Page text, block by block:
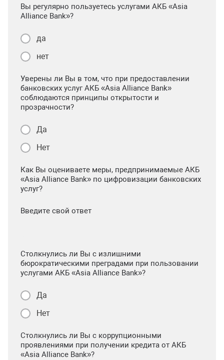
Вы регулярно пользуетесь услугами АКБ «Asia
Alliance Bank»?
да
нет
Уверены ли Вы в том, что при предоставлении
банковских услуг АКБ «Asia Alliance Bank»
соблюдаются принципы открытости и
прозрачности?
Да
Нет
Как Вы оцениваете меры, предпринимаемые АКБ
«Asia Alliance Bank» по цифровизации банковских
услуг?
Введите свой ответ
Столкнулись ли Вы с излишними
бюрократическими преградами при пользовании
услугами АКБ «Asia Alliance Bank»?
Да
Нет
Столкнулись ли Вы с коррупционными
проявлениями при получении кредита от АКБ
«Asia Alliance Bank»?